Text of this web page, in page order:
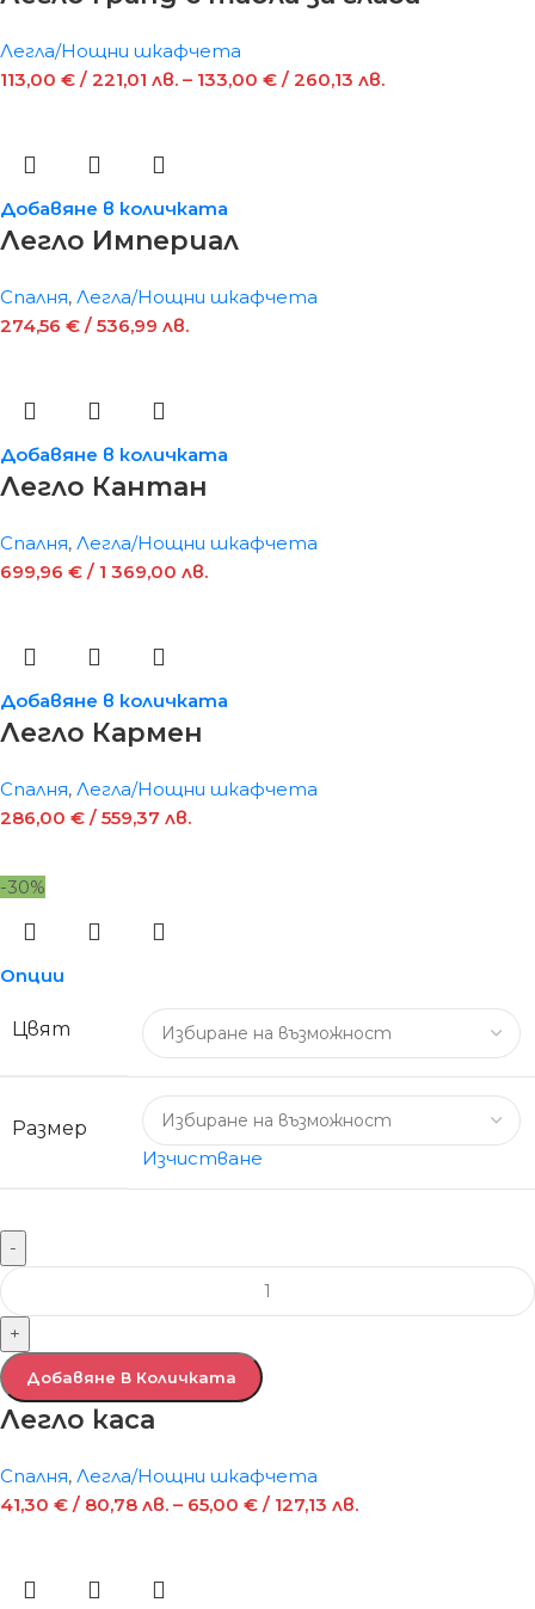
Легла/Нощни шкафчета
113,00 € / 221,01 лв. – 133,00 € / 260,13 лв.
Добавяне в количката
Легло Империал
Спалня, Легла/Нощни шкафчета
274,56 € / 536,99 лв.
Добавяне в количката
Легло Кантан
Спалня, Легла/Нощни шкафчета
699,96 € / 1 369,00 лв.
Добавяне в количката
Легло Кармен
Спалня, Легла/Нощни шкафчета
286,00 € / 559,37 лв.
-30%
Опции
Цвят
Размер
Изчистване
-
+
Добавяне В Количката
Легло каса
Спалня, Легла/Нощни шкафчета
41,30 € / 80,78 лв. – 65,00 € / 127,13 лв.